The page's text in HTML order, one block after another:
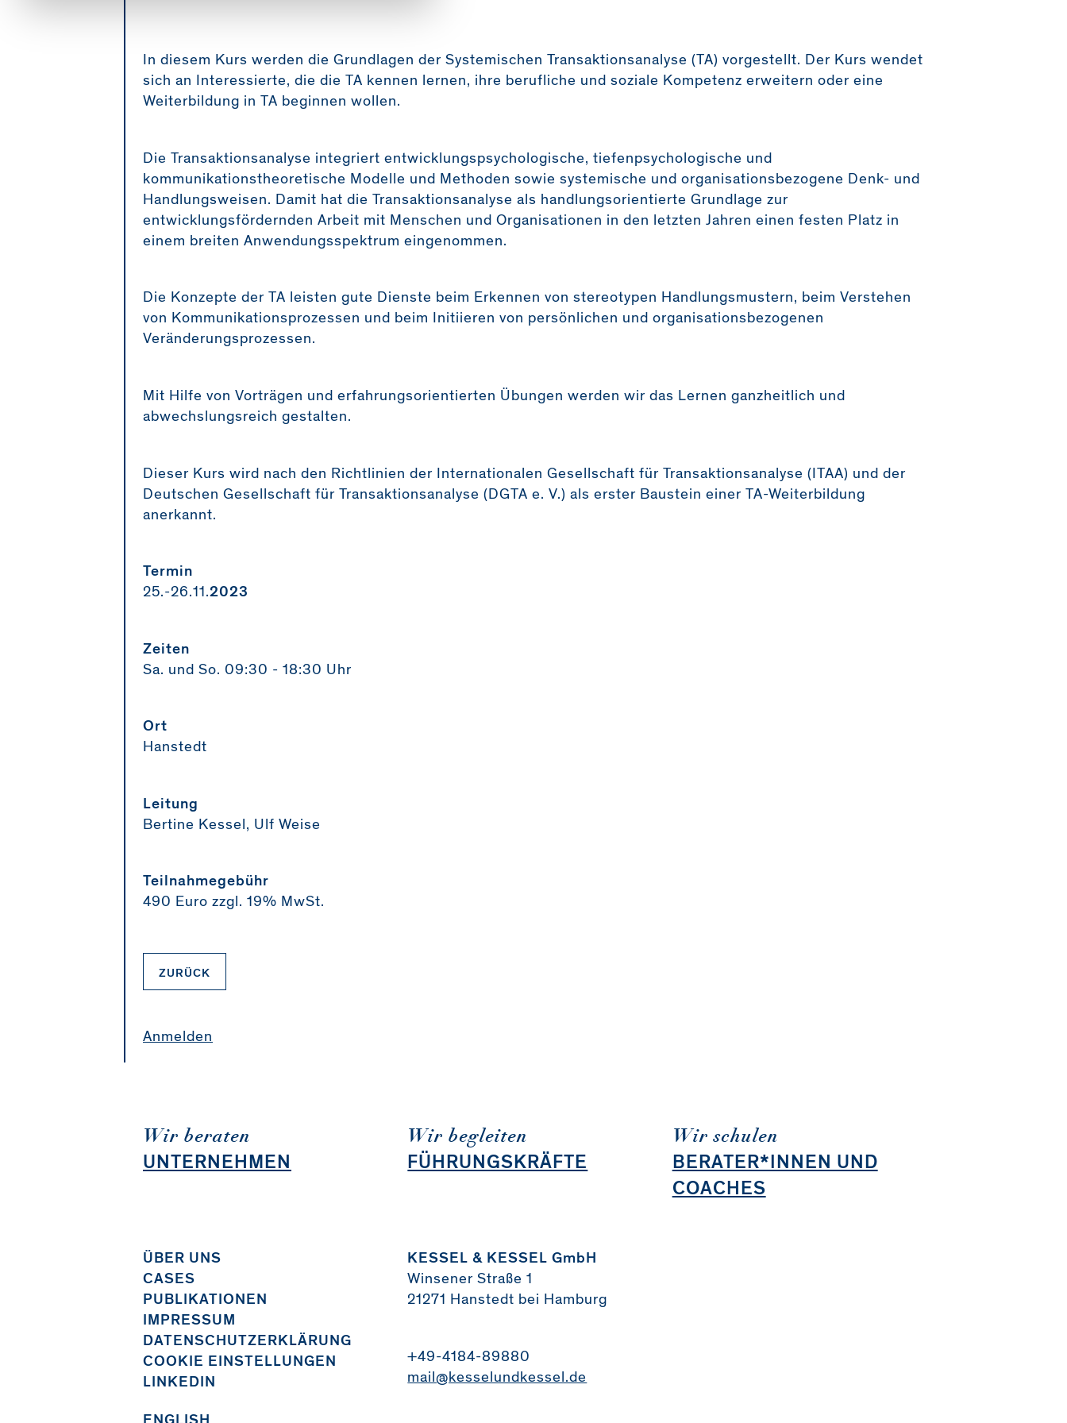
In diesem Kurs werden die Grundlagen der Systemischen Transaktionsanalyse (TA) vorgestellt. Der Kurs wendet
sich an Interessierte, die die TA kennen lernen, ihre berufliche und soziale Kompetenz erweitern oder eine
Weiterbildung in TA beginnen wollen.
Die Transaktionsanalyse integriert entwicklungspsychologische, tiefenpsychologische und
kommunikationstheoretische Modelle und Methoden sowie systemische und organisationsbezogene Denk- und
Handlungsweisen. Damit hat die Transaktionsanalyse als handlungsorientierte Grundlage zur
entwicklungsfördernden Arbeit mit Menschen und Organisationen in den letzten Jahren einen festen Platz in
einem breiten Anwendungsspektrum eingenommen.
Die Konzepte der TA leisten gute Dienste beim Erkennen von stereotypen Handlungsmustern, beim Verstehen
von Kommunikationsprozessen und beim Initiieren von persönlichen und organisationsbezogenen
Veränderungsprozessen.
Mit Hilfe von Vorträgen und erfahrungsorientierten Übungen werden wir das Lernen ganzheitlich und
abwechslungsreich gestalten.
Dieser Kurs wird nach den Richtlinien der Internationalen Gesellschaft für Transaktionsanalyse (ITAA) und der
Deutschen Gesellschaft für Transaktionsanalyse (DGTA e. V.) als erster Baustein einer TA-Weiterbildung
anerkannt.
Termin
25.-26.11.2023
Zeiten
Sa. und So. 09:30 - 18:30 Uhr
Ort
Hanstedt
Leitung
Bertine Kessel, Ulf Weise
Teilnahmegebühr
490 Euro zzgl. 19% MwSt.
ZURÜCK
Anmelden
Wir beraten
UNTERNEHMEN
Wir begleiten
FÜHRUNGSKRÄFTE
Wir schulen
BERATER*INNEN UND
COACHES
ÜBER UNS
CASES
PUBLIKATIONEN
IMPRESSUM
DATENSCHUTZERKLÄRUNG
COOKIE EINSTELLUNGEN
LINKEDIN
KESSEL & KESSEL GmbH
Winsener Straße 1
21271 Hanstedt bei Hamburg
+49-4184-89880
mail@kesselundkessel.de